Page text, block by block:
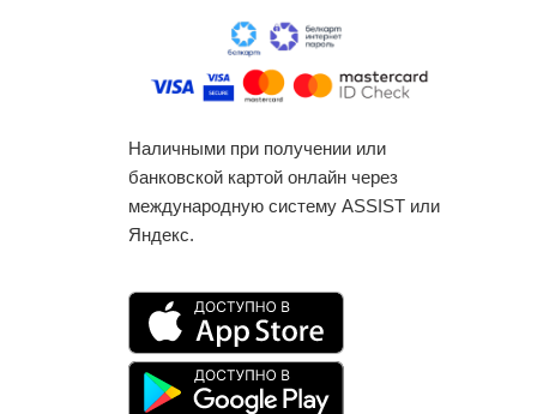
Наличными при получении или
банковской картой онлайн через
международную систему ASSIST или
Яндекс.